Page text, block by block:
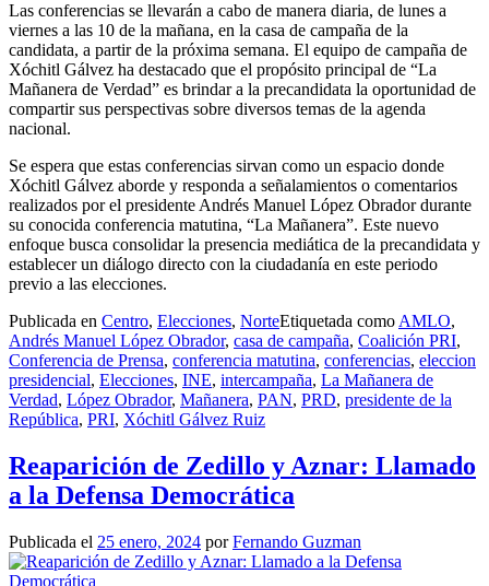
Las conferencias se llevarán a cabo de manera diaria, de lunes a
viernes a las 10 de la mañana, en la casa de campaña de la
candidata, a partir de la próxima semana. El equipo de campaña de
Xóchitl Gálvez ha destacado que el propósito principal de “La
Mañanera de Verdad” es brindar a la precandidata la oportunidad de
compartir sus perspectivas sobre diversos temas de la agenda
nacional.
Se espera que estas conferencias sirvan como un espacio donde
Xóchitl Gálvez aborde y responda a señalamientos o comentarios
realizados por el presidente Andrés Manuel López Obrador durante
su conocida conferencia matutina, “La Mañanera”. Este nuevo
enfoque busca consolidar la presencia mediática de la precandidata y
establecer un diálogo directo con la ciudadanía en este periodo
previo a las elecciones.
Publicada en Centro, Elecciones, NorteEtiquetada como AMLO,
Andrés Manuel López Obrador, casa de campaña, Coalición PRI,
Conferencia de Prensa, conferencia matutina, conferencias, eleccion
presidencial, Elecciones, INE, intercampaña, La Mañanera de
Verdad, López Obrador, Mañanera, PAN, PRD, presidente de la
República, PRI, Xóchitl Gálvez Ruiz
Reaparición de Zedillo y Aznar: Llamado
a la Defensa Democrática
Publicada el 25 enero, 2024 porFernando Guzman